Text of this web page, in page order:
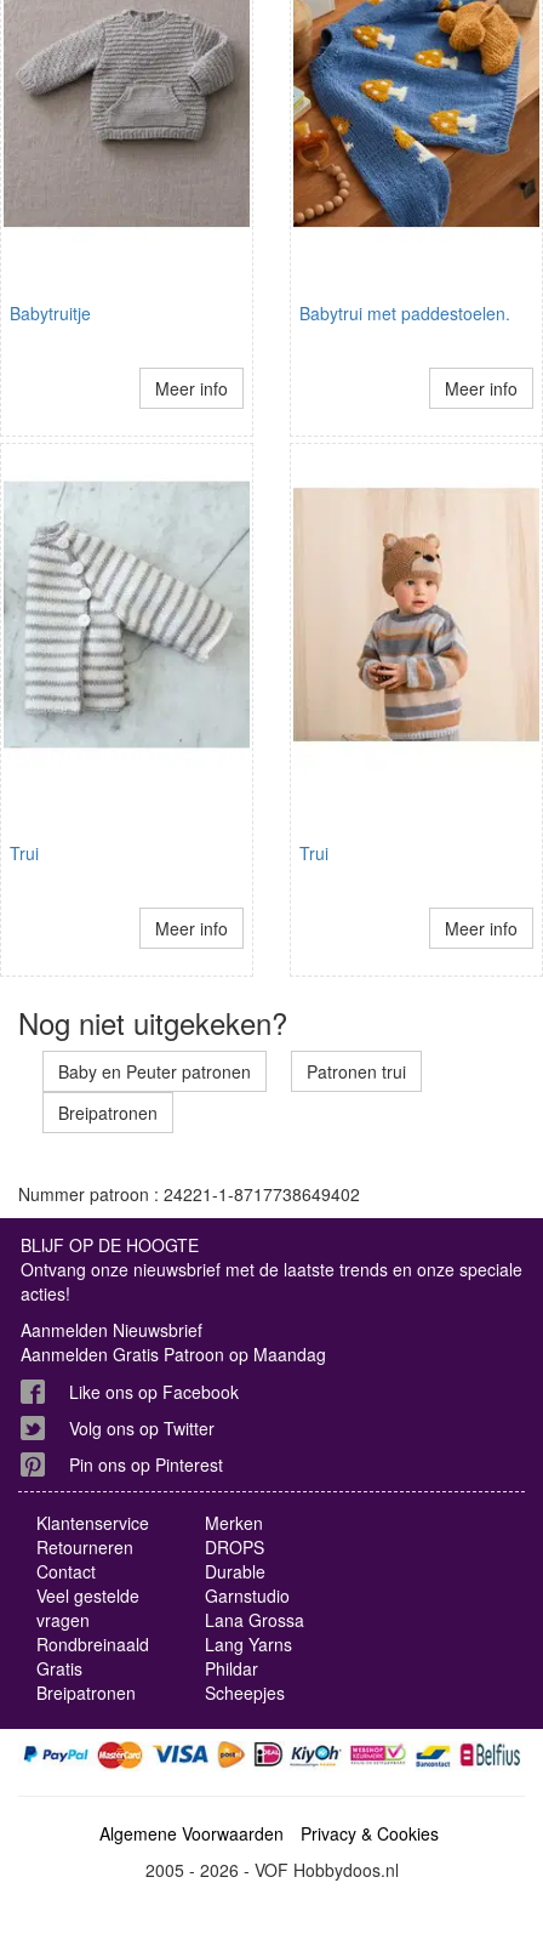
Babytruitje
Meer info
Babytrui met paddestoelen.
Meer info
Trui
Meer info
Trui
Meer info
Nog niet uitgekeken?
Baby en Peuter patronen
Patronen trui
Breipatronen
Nummer patroon : 24221-1-8717738649402
BLIJF OP DE HOOGTE
Ontvang onze nieuwsbrief met de laatste trends en onze speciale
acties!
Aanmelden Nieuwsbrief
Aanmelden Gratis Patroon op Maandag
Like ons op Facebook
Volg ons op Twitter
Pin ons op Pinterest
Klantenservice
Retourneren
Contact
Veel gestelde
vragen
Rondbreinaald
Gratis
Breipatronen
Merken
DROPS
Durable
Garnstudio
Lana Grossa
Lang Yarns
Phildar
Scheepjes
Algemene Voorwaarden
Privacy & Cookies
2005 - 2026 - VOF Hobbydoos.nl